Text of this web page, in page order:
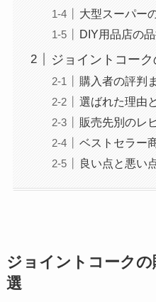
大型スーパー
DIY用品店の品
ジョイントコー
購入者の評判
選ばれた理由
販売先別のレ
ベストセラー
良い点と悪い
ジョイントコーク
選